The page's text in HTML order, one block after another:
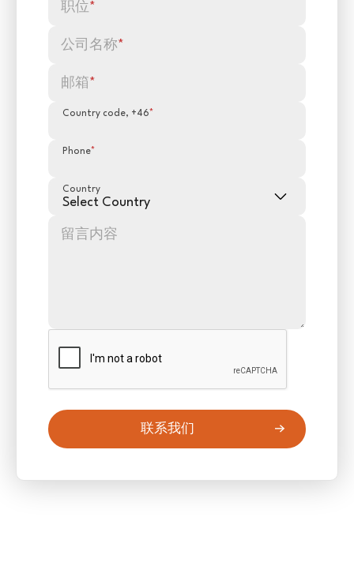
职位*
公司名称*
邮箱*
Country code, +46*
Phone*
Country
留言内容
联系我们